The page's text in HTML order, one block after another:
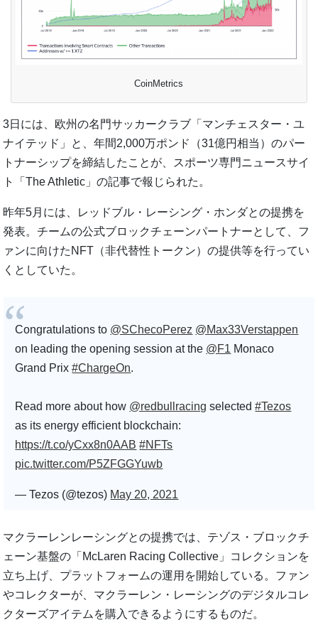
CoinMetrics
3日には、欧州の名門サッカークラブ「マンチェスター・ユ
ナイテッド」と、年間2,000万ポンド（31億円相当）のパー
トナーシップを締結したことが、スポーツ専門ニュースサイ
ト「The Athletic」の記事で報じられた。
昨年5月には、レッドブル・レーシング・ホンダとの提携を
発表。チームの公式ブロックチェーンパートナーとして、フ
ァンに向けたNFT（非代替性トークン）の提供等を行ってい
くとしていた。
Congratulations to @SChecoPerez @Max33Verstappen
on leading the opening session at the @F1 Monaco
Grand Prix#ChargeOn.
Read more about how @redbullracing selected#Tezos
as its energy efficient blockchain:
https://t.co/yCxx8n0AAB #NFTs
pic.twitter.com/P5ZFGGYuwb
— Tezos (@tezos) May 20, 2021
マクラーレンレーシングとの提携では、テゾス・ブロックチ
ェーン基盤の「McLaren Racing Collective」コレクションを
立ち上げ、プラットフォームの運用を開始している。ファン
やコレクターが、マクラーレン・レーシングのデジタルコレ
クターズアイテムを購入できるようにするものだ。